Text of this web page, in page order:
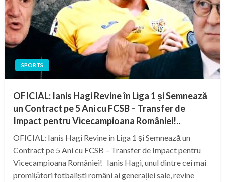
SPORTS
OFICIAL: Ianis Hagi Revine în Liga 1 și Semnează
un Contract pe 5 Ani cu FCSB – Transfer de
Impact pentru Vicecampioana României!..
OFICIAL: Ianis Hagi Revine în Liga 1 și Semnează un
Contract pe 5 Ani cu FCSB – Transfer de Impact pentru
Vicecampioana României! Ianis Hagi, unul dintre cei mai
promițători fotbaliști români ai generației sale, revine